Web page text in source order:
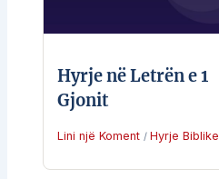
Hyrje në Letrën e 1
Gjonit
Lini një Koment / Hyrje Biblike